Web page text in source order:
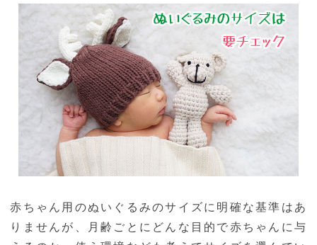
赤ちゃん用のぬいぐるみのサイズに明確な基準はあ
りませんが、月齢ごとにどんな目的で赤ちゃんに与